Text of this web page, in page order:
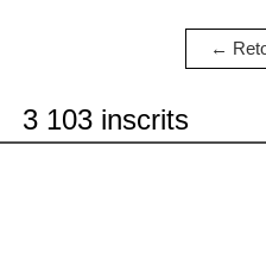
←
3 103 inscrits